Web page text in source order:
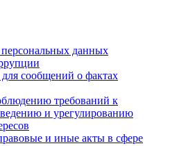
данных
для сообщений о фактах
требований к
и урегулированию
и иные акты в сфере